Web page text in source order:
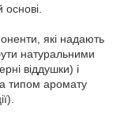
які надають
натуральними
віддушки) і
типом аромату